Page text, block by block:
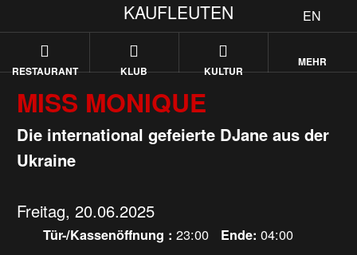
EN
KAUFLEUTEN
RESTAURANT KLUB KULTUR
MEHR
MISS MONIQUE
Die international gefeierte DJane aus der
Ukraine
Freitag, 20.06.2025
Tür-/Kassenöffnung : 23:00 Ende: 04:00